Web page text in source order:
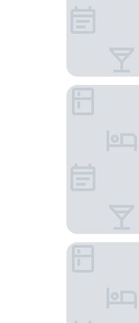
The Singhasari
Zamzam